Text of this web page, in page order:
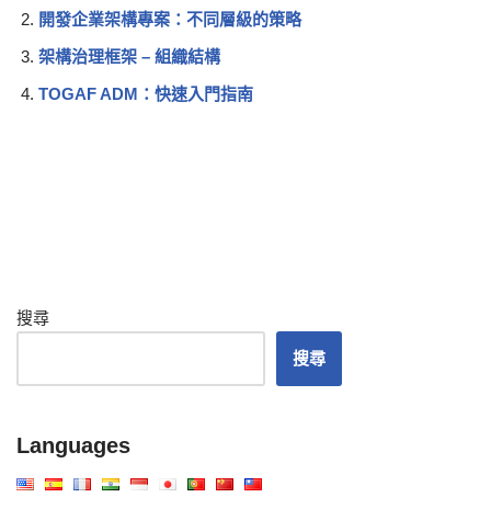
開發企業架構專案：不同層級的策略
架構治理框架 – 組織結構
TOGAF ADM：快速入門指南
搜尋
搜尋
Languages